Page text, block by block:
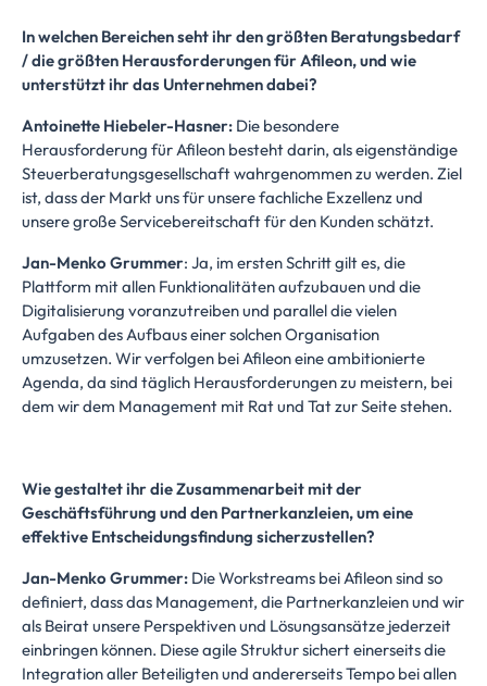
In welchen Bereichen seht ihr den größten Beratungsbedarf
/ die größten Herausforderungen für Afileon, und wie
unterstützt ihr das Unternehmen dabei?
Antoinette Hiebeler-Hasner: Die besondere
Herausforderung für Afileon besteht darin, als eigenständige
Steuerberatungsgesellschaft wahrgenommen zu werden. Ziel
ist, dass der Markt uns für unsere fachliche Exzellenz und
unsere große Servicebereitschaft für den Kunden schätzt.
Jan-Menko Grummer: Ja, im ersten Schritt gilt es, die
Plattform mit allen Funktionalitäten aufzubauen und die
Digitalisierung voranzutreiben und parallel die vielen
Aufgaben des Aufbaus einer solchen Organisation
umzusetzen. Wir verfolgen bei Afileon eine ambitionierte
Agenda, da sind täglich Herausforderungen zu meistern, bei
dem wir dem Management mit Rat und Tat zur Seite stehen.
Wie gestaltet ihr die Zusammenarbeit mit der
Geschäftsführung und den Partnerkanzleien, um eine
effektive Entscheidungsfindung sicherzustellen?
Jan-Menko Grummer: Die Workstreams bei Afileon sind so
definiert, dass das Management, die Partnerkanzleien und wir
als Beirat unsere Perspektiven und Lösungsansätze jederzeit
einbringen können. Diese agile Struktur sichert einerseits die
Integration aller Beteiligten und andererseits Tempo bei allen